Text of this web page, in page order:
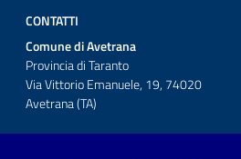
CONTATTI
Comune di Avetrana
Provincia di Taranto
Via Vittorio Emanuele, 19, 74020
Avetrana (TA)